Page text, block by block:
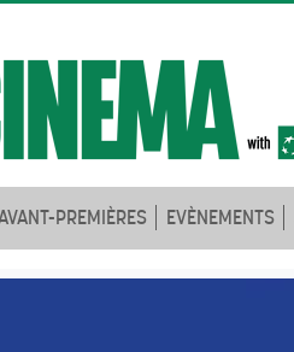
PREMIÈRES EVÈNEMENTS